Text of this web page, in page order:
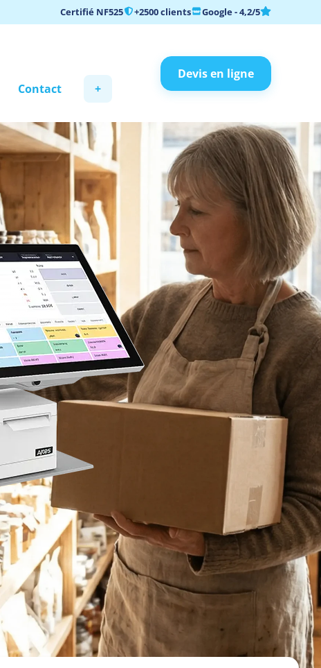
Certifié NF525 +2500 clients Google - 4,2/5
Contact +
Devis en ligne